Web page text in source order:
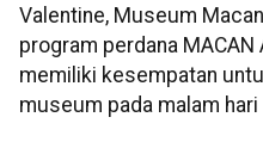
Valentine, Museum
program perdana
memiliki kesempatan
museum pada malam